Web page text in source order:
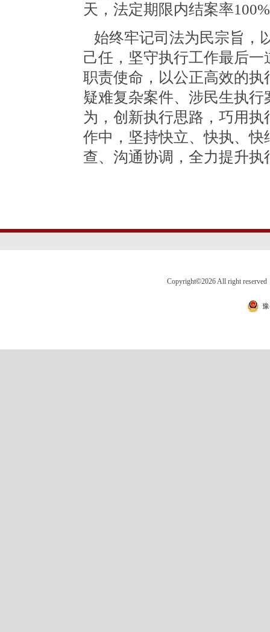
天，法定期限内结案率
始终牢记司法为民宗旨，
己任，坚守执行工作最后
职责使命，以公正高效的
疑难复杂案件、涉民生执
为，创新执行思路，巧用
作中，坚持快立、快执、
查、沟通协调，全力提升执
Copyright©2026 All right